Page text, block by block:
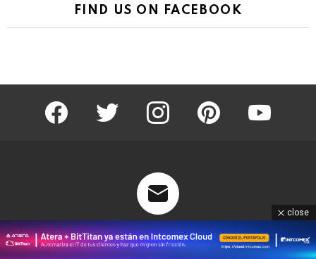
FIND US ON FACEBOOK
facebook twitter instagram pinterest youtube
Don’t miss out on new posts
close